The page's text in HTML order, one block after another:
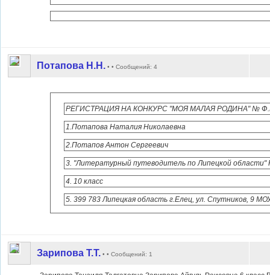
Потапова Н.Н. • • Сообщений: 4
РЕГИСТРАЦИЯ НА КОНКУРС "МОЯ МАЛАЯ РОДИНА" №
1.Потапова Наталия Николаевна
2.Потапов Антон Сергеевич
3. "Литературный путеводитель по Липецкой
4. 10 класс
5. 399 783 Липецкая область г.Елец, ул. Спутников, 9
Зарипова Т.Т. • • Сообщений: 1